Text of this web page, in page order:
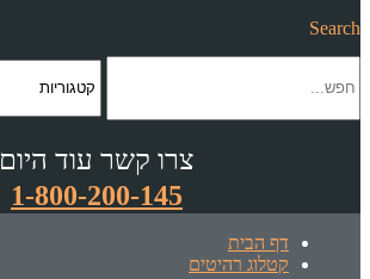
Search
צרו קשר עוד היום
1-800-200-145
דף הבית
קטלוג רהיטים